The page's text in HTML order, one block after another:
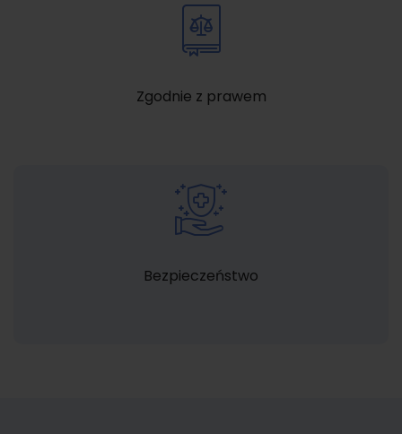
Zgodnie z prawem
Bezpieczeństwo